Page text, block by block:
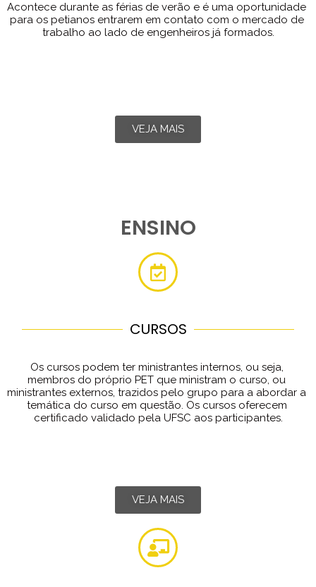
Acontece durante as férias de verão e é uma oportunidade
para os petianos entrarem em contato com o mercado de
trabalho ao lado de engenheiros já formados.
VEJA MAIS
ENSINO
CURSOS
Os cursos podem ter ministrantes internos, ou seja,
membros do próprio PET que ministram o curso, ou
ministrantes externos, trazidos pelo grupo para a abordar a
temática do curso em questão. Os cursos oferecem
certificado validado pela UFSC aos participantes.
VEJA MAIS